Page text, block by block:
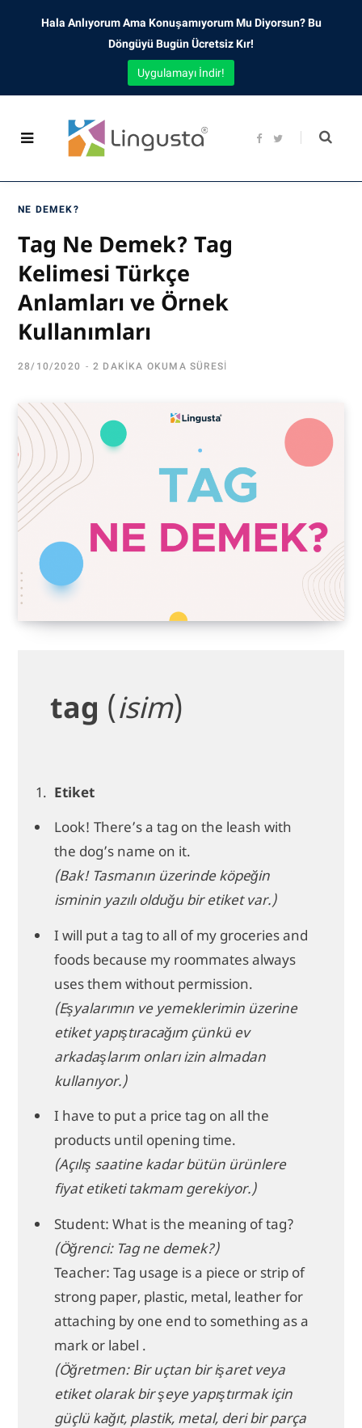
F
b
t
NE DEMEK?
Tag Ne Demek? Tag
Kelimesi Türkçe
Anlamları ve Örnek
Kullanımları
28/10/2020 2 DAKIKA OKUMA SÜRESI
tag (isim)
Etiket
Look! There’s a tag on the leash with
the dog’s name on it.
(Bak! Tasmanın üzerinde köpeğin
isminin yazılı olduğu bir etiket var.)
I will put a tag to all of my groceries and
foods because my roommates always
uses them without permission.
(Eşyalarımın ve yemeklerimin üzerine
etiket yapıştıracağım çünkü ev
arkadaşlarım onları izin almadan
kullanıyor.)
I have to put a price tag on all the
products until opening time.
(Açılış saatine kadar bütün ürünlere
fiyat etiketi takmam gerekiyor.)
Student: What is the meaning of tag?
(Öğrenci: Tag ne demek?)
Teacher: Tag usage is a piece or strip of
strong paper, plastic, metal, leather for
attaching by one end to something as a
mark or label .
(Öğretmen: Bir uçtan bir işaret veya
etiket olarak bir şeye yapıştırmak için
güçlü kağıt, plastik, metal, deri bir parça
Hala Anlıyorum Ama Konuşamıyorum Mu Diyorsun? Bu
Döngüyü Bugün Ücretsiz Kır!
Uygulamayı İndir!